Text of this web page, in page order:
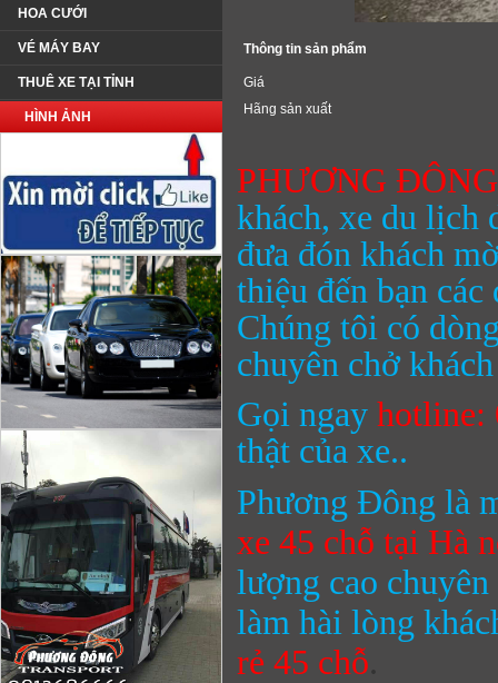
HOA CƯỚI
VÉ MÁY BAY
THUÊ XE TẠI TỈNH
HÌNH ẢNH
Thông tin sản phẩm
Giá
Hãng sản xuất
PHƯƠNG
khách, xe du lịch
đưa đón khách
thiệu đến bạn
Chúng tôi có
chuyên chở
Gọi ngay hotline:
thật của xe..
Phương Đông là
xe 45 chỗ tại Hà
lượng cao
làm hài lòng
rẻ 45 chỗ